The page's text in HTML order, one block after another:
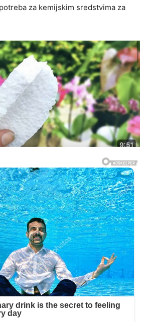
za kemijskim sredstvima za